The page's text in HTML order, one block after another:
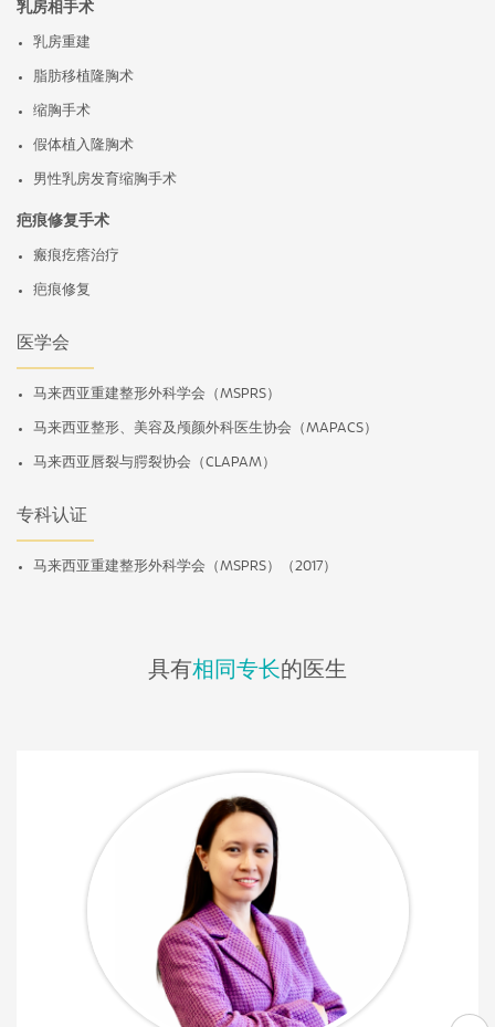
乳房相手术
乳房重建
脂肪移植隆胸术
缩胸手术
假体植入隆胸术
男性乳房发育缩胸手术
疤痕修复手术
瘢痕疙瘩治疗
疤痕修复
医学会
马来西亚重建整形外科学会（MSPRS）
马来西亚整形、美容及颅颜外科医生协会（MAPACS）
马来西亚唇裂与腭裂协会（CLAPAM）
专科认证
马来西亚重建整形外科学会（MSPRS）（2017）
具有相同专长的医生